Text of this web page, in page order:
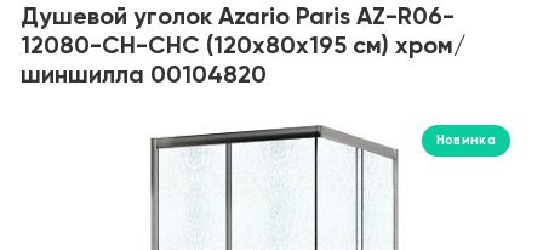
Душевой уголок Azario Paris AZ-R06-
12080-CH-CHC (120х80х195 см) хром/
шиншилла 00104820
Новинка